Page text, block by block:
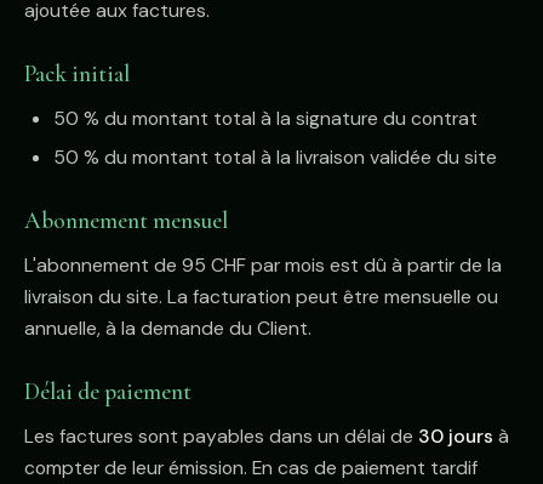
ajoutée aux factures.
Pack initial
50 % du montant total à la signature du contrat
50 % du montant total à la livraison validée du site
Abonnement mensuel
L'abonnement de 95 CHF par mois est dû à partir de la
livraison du site. La facturation peut être mensuelle ou
annuelle, à la demande du Client.
Délai de paiement
Les factures sont payables dans un délai de 30 jours à
compter de leur émission. En cas de paiement tardif